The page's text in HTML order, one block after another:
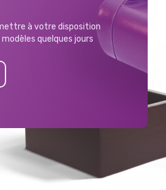
à votre disposition
quelques jours